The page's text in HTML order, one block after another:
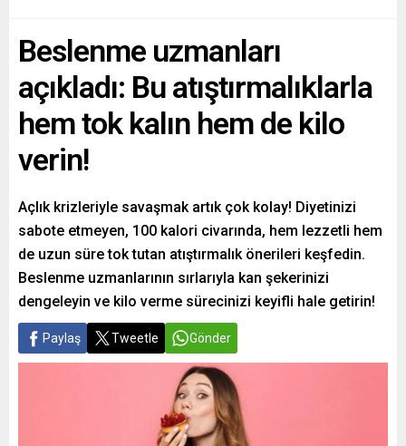
Beslenme uzmanları
açıkladı: Bu atıştırmalıklarla
hem tok kalın hem de kilo
verin!
Açlık krizleriyle savaşmak artık çok kolay! Diyetinizi
sabote etmeyen, 100 kalori civarında, hem lezzetli hem
de uzun süre tok tutan atıştırmalık önerileri keşfedin.
Beslenme uzmanlarının sırlarıyla kan şekerinizi
dengeleyin ve kilo verme sürecinizi keyifli hale getirin!
Paylaş Tweetle Gönder